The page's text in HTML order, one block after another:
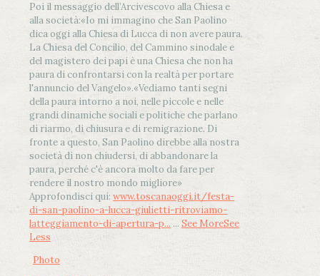
Poi il messaggio dell’Arcivescovo alla Chiesa e
alla società:«Io mi immagino che San Paolino
dica oggi alla Chiesa di Lucca di non avere paura.
La Chiesa del Concilio, del Cammino sinodale e
del magistero dei papi è una Chiesa che non ha
paura di confrontarsi con la realtà per portare
l'annuncio del Vangelo».«Vediamo tanti segni
della paura intorno a noi, nelle piccole e nelle
grandi dinamiche sociali e politiche che parlano
di riarmo, di chiusura e di remigrazione. Di
fronte a questo, San Paolino direbbe alla nostra
società di non chiudersi, di abbandonare la
paura, perché c'è ancora molto da fare per
rendere il nostro mondo migliore»
Approfondisci qui: www.toscanaoggi.it/festa-
di-san-paolino-a-lucca-giulietti-ritroviamo-
latteggiamento-di-apertura-p... ... See MoreSee
Less
Photo